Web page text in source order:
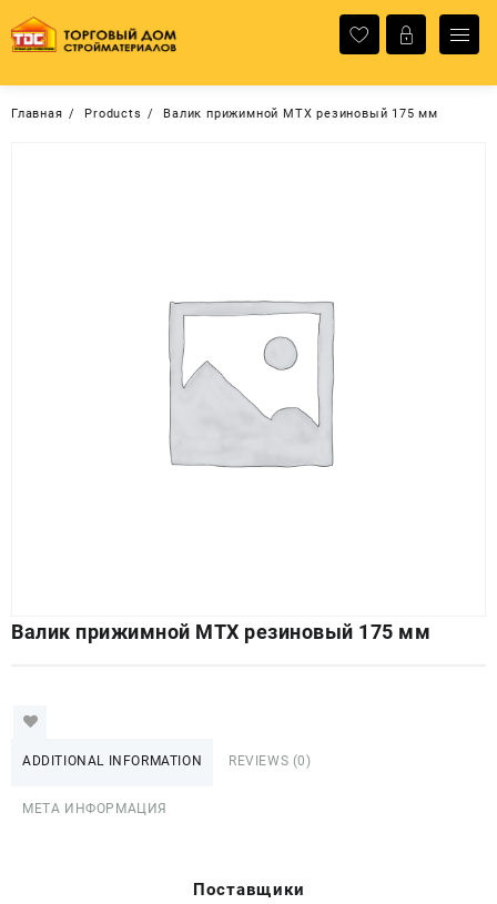
содержимому
Главная Products Валик прижимной МТХ резиновый 175 мм
Валик прижимной МТХ резиновый 175 мм
ADDITIONAL INFORMATION REVIEWS (0)
МЕТА ИНФОРМАЦИЯ
Поставщики